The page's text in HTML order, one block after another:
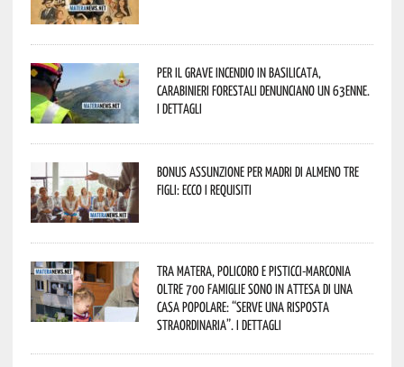
Per il grave incendio in Basilicata,
Carabinieri forestali denunciano un 63enne.
I dettagli
Bonus assunzione per madri di almeno tre
figli: ecco i requisiti
Tra Matera, Policoro e Pisticci-Marconia
oltre 700 famiglie sono in attesa di una
casa popolare: “serve una risposta
straordinaria”. I dettagli